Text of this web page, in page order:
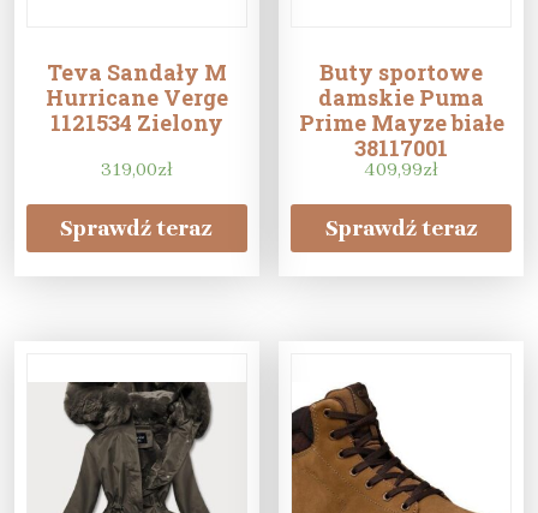
Teva Sandały M
Hurricane Verge
1121534 Zielony
319,00zł
Sprawdź teraz
Buty sportowe
damskie Puma
Prime Mayze białe
38117001
409,99zł
Sprawdź teraz